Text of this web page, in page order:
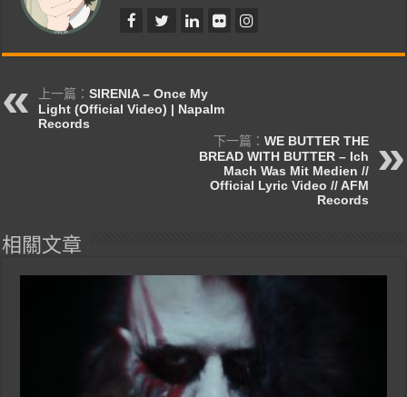
上一篇：SIRENIA – Once My
Light (Official Video) | Napalm
Records
下一篇： WE BUTTER THE
BREAD WITH BUTTER – Ich
Mach Was Mit Medien //
Official Lyric Video // AFM
Records
相關文章